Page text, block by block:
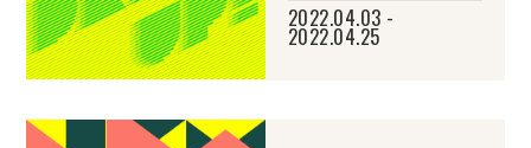
2022.04.03 -
2022.04.25